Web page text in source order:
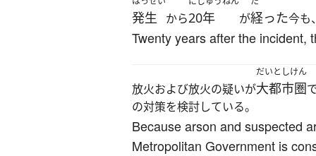
発生 から20年 が経った今も、
Twenty years after the incident,
放火および放火の疑いが
だいとしけん
大都市圏
の対策を検討している。
Because arson and suspected
Metropolitan Government is